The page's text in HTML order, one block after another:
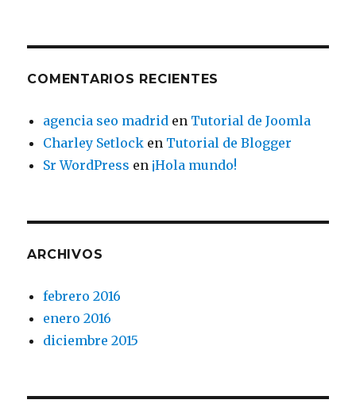
COMENTARIOS RECIENTES
agencia seo madrid en Tutorial de Joomla
Charley Setlock en Tutorial de Blogger
Sr WordPress en ¡Hola mundo!
ARCHIVOS
febrero 2016
enero 2016
diciembre 2015